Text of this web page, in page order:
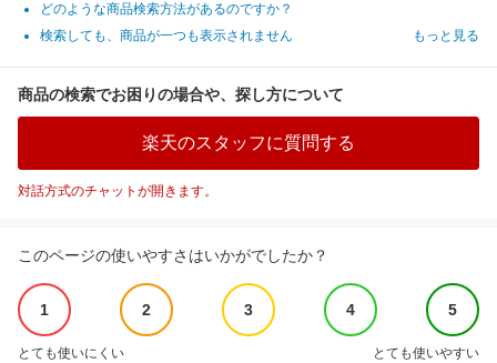
どのような商品検索方法があるのですか？
検索しても、商品が一つも表示されません
もっと見る
商品の検索でお困りの場合や、探し方について
楽天のスタッフに質問する
対話方式のチャットが開きます。
このページの使いやすさはいかがでしたか？
1 2 3 4 5
とても使いにくい とても使いやすい